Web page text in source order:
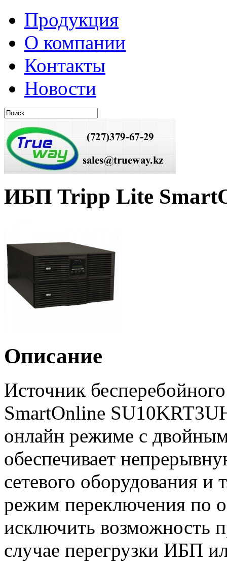
Продукция
О компании
Контакты
Новости
ИБП Tripp Lite
Описание
Источник
SmartOnline
онлайн режиме с
обеспечивает
сетевого оборудования
режим переключения по
исключить возможность
случае перегрузки ИБП